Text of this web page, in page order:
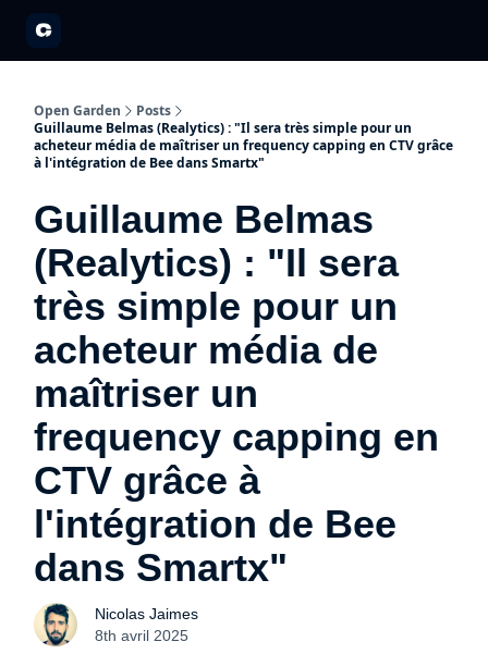
Open Garden
Posts
Guillaume Belmas (Realytics) : "Il sera très simple pour un
acheteur média de maîtriser un frequency capping en CTV grâce
à l'intégration de Bee dans Smartx"
Guillaume Belmas
(Realytics) : "Il sera
très simple pour un
acheteur média de
maîtriser un
frequency capping en
CTV grâce à
l'intégration de Bee
dans Smartx"
Nicolas Jaimes
8th avril 2025